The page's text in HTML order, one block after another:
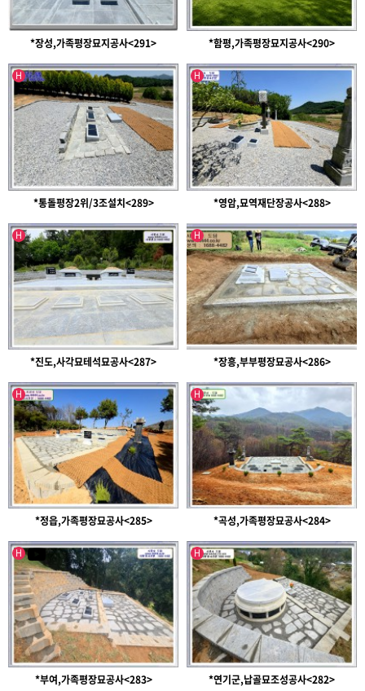
*장성,가족평장묘지공사<291> *함평,가족평장묘지공사<290>
H
인기글
*통돌평장2위/3조설치<289>
H
인기글
*영암,묘역재단장공사<288>
H
인기글
*진도,사각묘테석묘공사<287>
H
인기글
*장흥,부부평장묘공사<286>
H
인기글
*정읍,가족평장묘공사<285>
H
인기글
*곡성,가족평장묘공사<284>
H
인기글
유투브영상
*부여,가족평장묘공사<283>
H
인기글
*연기군,납골묘조성공사<282>